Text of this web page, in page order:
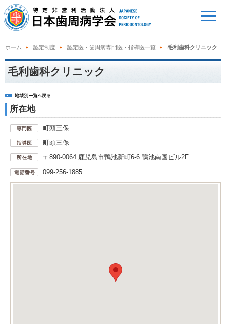
ホーム 認定制度 認定医・歯周病専門医・指導医一覧 毛利歯科クリニック
毛利歯科クリニック
所在地
町頭三保
町頭三保
〒890-0064 鹿児島市鴨池新町6-6 鴨池南国ビル2F
099-256-1885